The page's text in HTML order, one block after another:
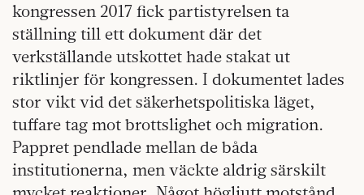
kongressen 2017 fick partistyrelsen ta
ställning till ett dokument där det
verkställande utskottet hade stakat ut
riktlinjer för kongressen. I dokumentet lades
stor vikt vid det säkerhetspolitiska läget,
tuffare tag mot brottslighet och migration.
Pappret pendlade mellan de båda
institutionerna, men väckte aldrig särskilt